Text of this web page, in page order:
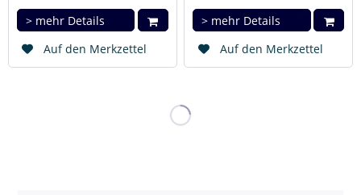
> mehr Details
Auf den Merkzettel
> mehr Details
Auf den Merkzettel